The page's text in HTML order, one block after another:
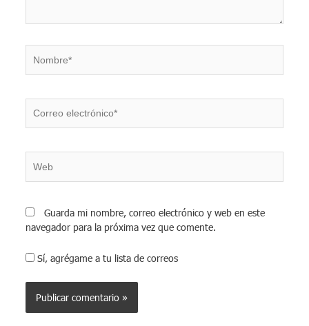
electrónico*
Guarda mi nombre, correo electrónico y web en este
navegador para la próxima vez que comente.
Sí, agrégame a tu lista de correos